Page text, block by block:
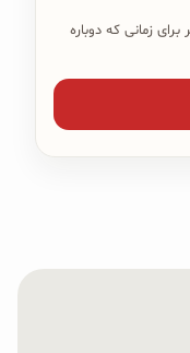
زمانی که دوباره